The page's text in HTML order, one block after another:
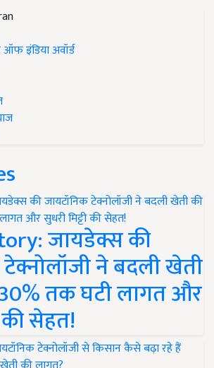
ऑफ इंडिया अवॉर्ड
जायडेक्स की
ने बदली खेती
तक घटी लागत और
की सेहत!